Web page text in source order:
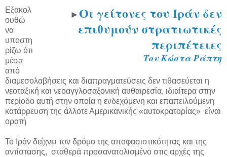
►Οι γείτονες του Ιράν δεν
επιθυμούν στρατιωτικές
περιπέτειες
Του Κώστα Ράπτη
Εξακολ
ουθώ
να
υποστη
ρίζω ότι
μέσα
από
διαμεσολαβήσεις και διαπραγματεύσεις δεν τιθασεύεται η
νεοταξική και νεοαγγλοσαξονική αυθαιρεσία, ιδιαίτερα στην
περίοδο αυτή στην οποία η ενδεχόμενη και επαπειλούμενη
κατάρρευση της άλλοτε Αμερικανικής «αυτοκρατορίας» είναι
ορατή
Το Ιράν δείχνει τον δρόμο της αποφασιστικότητας και της
αντίστασης, σταθερά προσανατολισμένο στις αρχές της